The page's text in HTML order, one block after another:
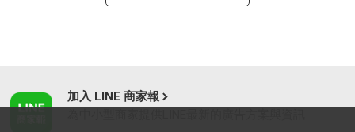
加入 LINE 商家報